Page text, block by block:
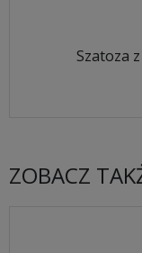
Szatoza
ZOBACZ